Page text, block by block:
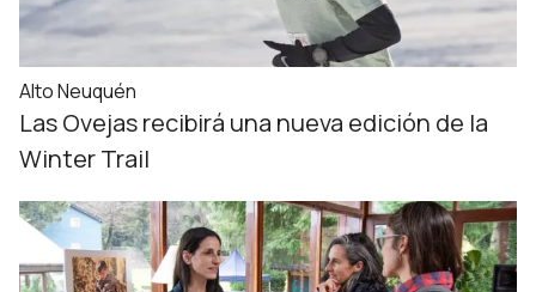
Alto Neuquén
Las Ovejas recibirá una nueva edición de la
Winter Trail